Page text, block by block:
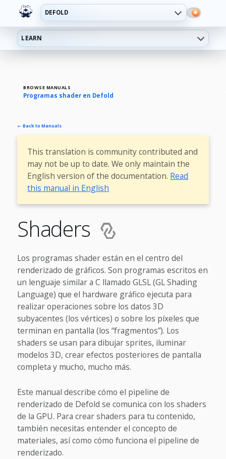
DEFOLD
LEARN
BROWSE MANUALS
Programas shader en Defold
← Back to Manuals
This translation is community contributed and
may not be up to date. We only maintain the
English version of the documentation. Read
this manual in English
Shaders
Los programas shader están en el centro del
renderizado de gráficos. Son programas escritos en
un lenguaje similar a C llamado GLSL (GL Shading
Language) que el hardware gráfico ejecuta para
realizar operaciones sobre los datos 3D
subyacentes (los vértices) o sobre los píxeles que
terminan en pantalla (los “fragmentos”). Los
shaders se usan para dibujar sprites, iluminar
modelos 3D, crear efectos posteriores de pantalla
completa y mucho, mucho más.
Este manual describe cómo el pipeline de
renderizado de Defold se comunica con los shaders
de la GPU. Para crear shaders para tu contenido,
también necesitas entender el concepto de
materiales, así como cómo funciona el pipeline de
renderizado.